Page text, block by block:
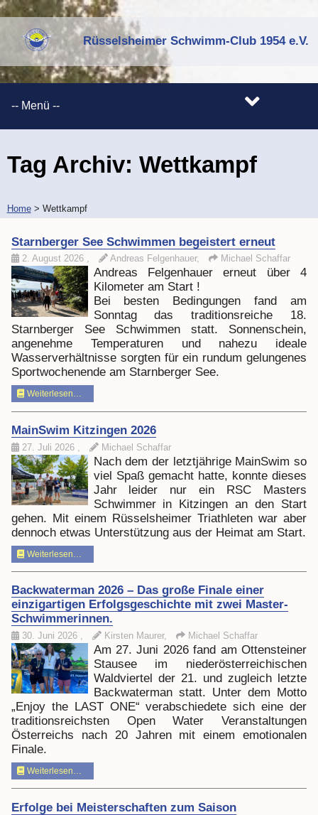
Rüsselsheimer Schwimm-Club 1954 e.V.
Tag Archiv: Wettkampf
Home> Wettkampf
Starnberger See Schwimmen begeistert erneut
2. August 2026 , Andreas Felgenhauer, Michael Schaffar
Andreas Felgenhauer erneut über 4
Kilometer am Start !
Bei besten Bedingungen fand am
Sonntag das traditionsreiche 18.
Starnberger See Schwimmen statt. Sonnenschein,
angenehme Temperaturen und nahezu ideale
Wasserverhältnisse sorgten für ein rundum gelungenes
Sportwochenende am Starnberger See.
Weiterlesen…
MainSwim Kitzingen 2026
27. Juli 2026 Michael Schaffar
Nach dem der letztjährige MainSwim so
viel Spaß gemacht hatte, konnte dieses
Jahr leider nur ein RSC Masters
Schwimmer in Kitzingen an den Start
gehen. Mit einem Rüsselsheimer Triathleten war aber
dennoch etwas Unterstützung aus der Heimat am Start.
Weiterlesen…
Backwaterman 2026 – Das große Finale einer
einzigartigen Erfolgsgeschichte mit zwei Master-
Schwimmerinnen.
30. Juni 2026 Kirsten Maurer, Michael Schaffar
Am 27. Juni 2026 fand am Ottensteiner
Stausee im niederösterreichischen
Waldviertel der 21. und zugleich letzte
Backwaterman statt. Unter dem Motto
„Enjoy the LAST ONE“ verabschiedete sich eine der
traditionsreichsten Open Water Veranstaltungen
Österreichs nach 20 Jahren mit einem emotionalen
Finale.
Weiterlesen…
Erfolge bei Meisterschaften zum Saison